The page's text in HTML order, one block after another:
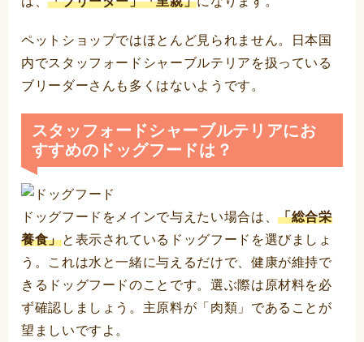
ペットショップではほとんど見られません。日本国
内でスタッフォードシャーブルテリアを扱っている
ブリーダーさんも多くはないようです。
スタッフォードシャーブルテリアにお
すすめのドッグフードは？
ドッグフードをメインで与えたい場合は、「総合栄
養食」と表示されているドッグフードを選びましょ
う。これは水と一緒に与えるだけで、健康が維持で
きるドッグフードのことです。選ぶ際は原材料を必
ず確認しましょう。主原料が「肉類」であることが
望ましいですよ。